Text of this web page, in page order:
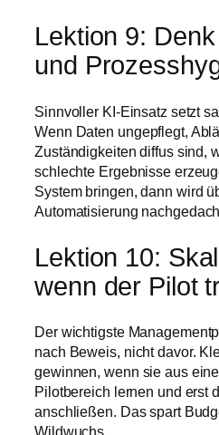
Lektion 9:
und
Sinnvoller KI-Einsatz setzt
Wenn Daten ungepflegt,
Zuständigkeiten diffus sind,
schlechte Ergebnisse
System bringen, dann wird
Automatisierung
Lektion 10:
wenn der Pilot
Der wichtigste
nach Beweis, nicht davor.
gewinnen, wenn sie aus
Pilotbereich lernen und erst
anschließen. Das spart
Wildwuchs.